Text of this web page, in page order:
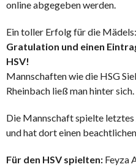
online abgegeben werden.
Ein toller Erfolg für die Mädels:
Gratulation und einen
HSV!
Mannschaften wie die HSG
Rheinbach ließ man hinter sich.
Die Mannschaft spielte
und hat dort einen
Für den HSV spielten: Feyza